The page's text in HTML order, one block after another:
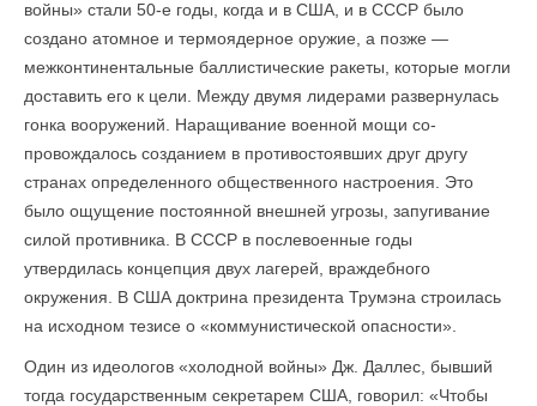
войны» стали 50-е годы, когда и в США, и в СССР было
создано атомное и термоядерное оружие, а позже —
межконтинентальные баллистические ракеты, которые могли
доставить его к цели. Между двумя лидерами развернулась
гонка вооружений. Наращивание военной мощи со­
провождалось созданием в противостоявших друг другу
странах определенного общественного настроения. Это
было ощущение постоянной внешней угрозы, запугивание
силой противника. В СССР в послевоенные годы
утвердилась концепция двух лагерей, враждебного
окружения. В США доктрина президента Трумэна строилась
на исходном тезисе о «коммунистической опасности».
Один из идеологов «холодной войны» Дж. Даллес, бывший
тогда государственным секретарем США, говорил: «Чтобы